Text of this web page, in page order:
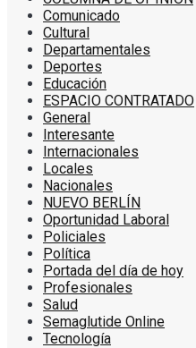
Comunicado
Cultural
Departamentales
Deportes
Educación
ESPACIO CONTRATADO
General
Interesante
Internacionales
Locales
Nacionales
NUEVO BERLÍN
Oportunidad Laboral
Policiales
Política
Portada del día de hoy
Profesionales
Salud
Semaglutide Online
Tecnología